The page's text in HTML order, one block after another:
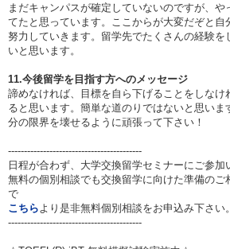
まだキャンパスが確定していないのですが、や
てたと思っています。ここからが大変だぞと自
努力していきます。留学先でたくさんの経験を
いと思います。
11.今後留学を目指す方へのメッセージ
諦めなければ、目標を自ら下げることをしなけ
ると思います。簡単な道のりではないと思いま
分の限界を壊せるように頑張って下さい！
------------------------------------------
日程が合わず、大学交換留学セミナーにご参加
無料の個別相談でも交換留学に向けた準備のご
で
こちらより是非無料個別相談をお申込み下さい。
------------------------------------------